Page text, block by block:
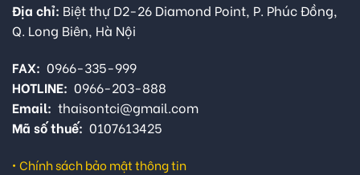
Địa chỉ: Biệt thự D2-26 Diamond Point, P. Phúc Đồng,
Q. Long Biên, Hà Nội
FAX: 0966-335-999
HOTLINE: 0966-203-888
Email: thaisontci@gmail.com
Mã số thuế: 0107613425
• Chính sách bảo mật thông tin